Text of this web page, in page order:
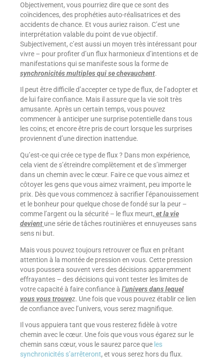
Objectivement, vous pourriez dire que ce sont des
coïncidences, des prophéties auto-réalisatrices et des
accidents de chance. Et vous auriez raison. C’est une
interprétation valable du point de vue objectif.
Subjectivement, c’est aussi un moyen très intéressant pour
vivre – pour profiter d’un flux harmonieux d’intentions et de
manifestations qui se manifeste sous la forme de
synchronicités multiples qui se chevauchent.
Il peut être difficile d’accepter ce type de flux, de l’adopter et
de lui faire confiance. Mais il assure que la vie soit très
amusante. Après un certain temps, vous pouvez
commencer à anticiper une surprise potentielle dans tous
les coins; et encore être pris de court lorsque les surprises
proviennent d’une direction inattendue.
Qu’est-ce qui crée ce type de flux ? Dans mon expérience,
cela vient de s’étreindre complètement et de s’immerger
dans un chemin avec le cœur. Faire ce que vous aimez et
côtoyer les gens que vous aimez vraiment, peu importe le
prix. Dès que vous commencez à sacrifier l’épanouissement
et le bonheur pour quelque chose de fondé sur la peur –
comme l’argent ou la sécurité – le flux meurt, et la vie
devient une série de tâches routinières et ennuyeuses sans
sens ni but.
Mais vous pouvez toujours retrouver ce flux en prêtant
attention à la montée de pression en vous. Cette pression
vous poussera souvent vers des décisions apparemment
effrayantes – des décisions qui vont tester les limites de
votre capacité à faire confiance à l’univers dans lequel
vous vous trouvez. Une fois que vous pouvez établir ce lien
de confiance avec l’univers, vous serez magnifique.
Il vous appuiera tant que vous resterez fidèle à votre
chemin avec le cœur. Une fois que vous vous égarez sur le
chemin sans cœur, vous le saurez parce que les
synchronicités s’arrêteront, et vous serez hors du flux.